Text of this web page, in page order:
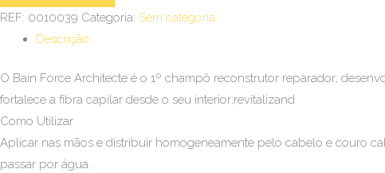
REF: 0010039 Categoria: Sem categoria
Descrição
O Bain Force Architecte é o 1º champô reconstrutor reparador;
fortalece a fibra capilar desde o seu interior;revitalizand
Como Utilizar
Aplicar nas mãos e distribuir homogeneamente pelo cabelo e couro
passar por água.